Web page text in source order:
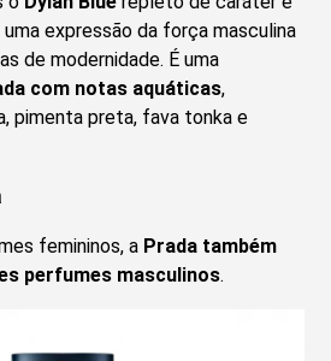
expressão da força masculina
de modernidade. É uma
com notas aquáticas,
pimenta preta, fava tonka e
femininos, a Prada também
perfumes masculinos.